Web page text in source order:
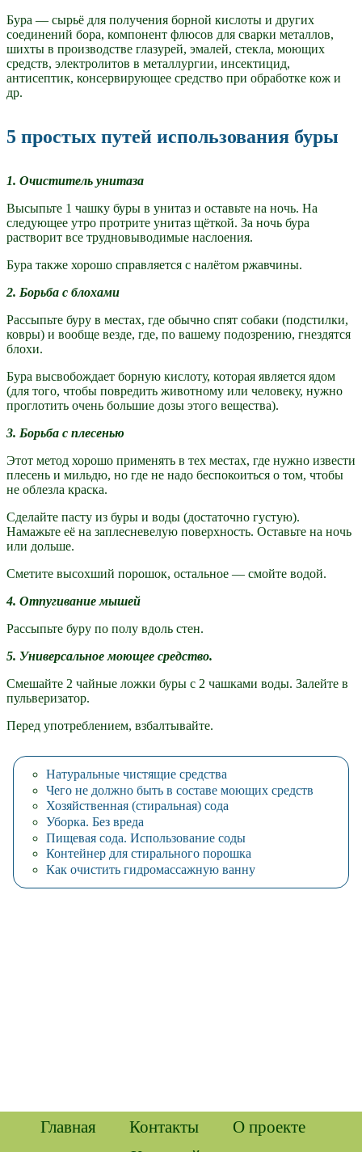
Бура — сырьё для получения борной кислоты и других
соединений бора, компонент флюсов для сварки металлов,
шихты в производстве глазурей, эмалей, стекла, моющих
средств, электролитов в металлургии, инсектицид,
антисептик, консервирующее средство при обработке кож и
др.
5 простых путей использования буры
1. Очиститель унитаза
Высыпьте 1 чашку буры в унитаз и оставьте на ночь. На
следующее утро протрите унитаз щёткой. За ночь бура
растворит все трудновыводимые наслоения.
Бура также хорошо справляется с налётом ржавчины.
2. Борьба с блохами
Рассыпьте буру в местах, где обычно спят собаки (подстилки,
ковры) и вообще везде, где, по вашему подозрению, гнездятся
блохи.
Бура высвобождает борную кислоту, которая является ядом
(для того, чтобы повредить животному или человеку, нужно
проглотить очень большие дозы этого вещества).
3. Борьба с плесенью
Этот метод хорошо применять в тех местах, где нужно извести
плесень и мильдю, но где не надо беспокоиться о том, чтобы
не облезла краска.
Сделайте пасту из буры и воды (достаточно густую).
Намажьте её на заплесневелую поверхность. Оставьте на ночь
или дольше.
Сметите высохший порошок, остальное — смойте водой.
4. Отпугивание мышей
Рассыпьте буру по полу вдоль стен.
5. Универсальное моющее средство.
Смешайте 2 чайные ложки буры с 2 чашками воды. Залейте в
пульверизатор.
Перед употреблением, взбалтывайте.
Натуральные чистящие средства
Чего не должно быть в составе моющих средств
Хозяйственная (стиральная) сода
Уборка. Без вреда
Пищевая сода. Использование соды
Контейнер для стирального порошка
Как очистить гидромассажную ванну
Главная Контакты
О проекте